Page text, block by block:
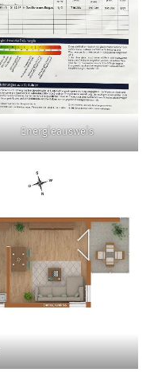
Energieausweis